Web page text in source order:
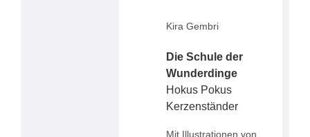
Kira Gembri
Die Schule der
Wunderdinge
Hokus Pokus
Kerzenständer
Mit Illustrationen von